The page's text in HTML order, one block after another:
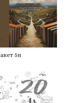
5н